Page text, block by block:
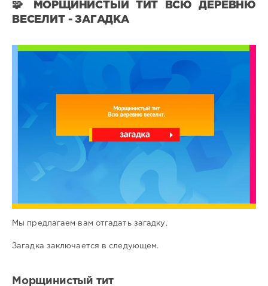
🧩 МОРЩИНИСТЫЙ ТИТ ВСЮ ДЕРЕВНЮ
ВЕСЕЛИТ - ЗАГАДКА
Мы предлагаем вам отгадать загадку.
Загадка заключается в следующем.
Морщинистый тит